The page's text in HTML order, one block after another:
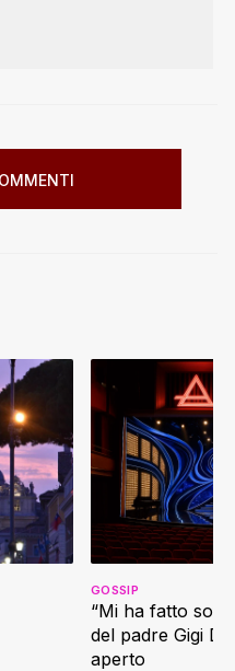
“Mi ha fatto
del padre Gigi
aperto
GOSSIP